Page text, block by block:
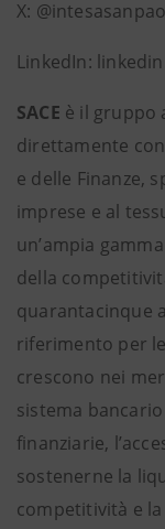
X:
LinkedIn:
SACE è il gruppo
direttamente
e delle Finanze,
imprese e al
un’ampia
della
quarantacinque
riferimento per
crescono nei
sistema
finanziarie,
sostenerne la
competitività e